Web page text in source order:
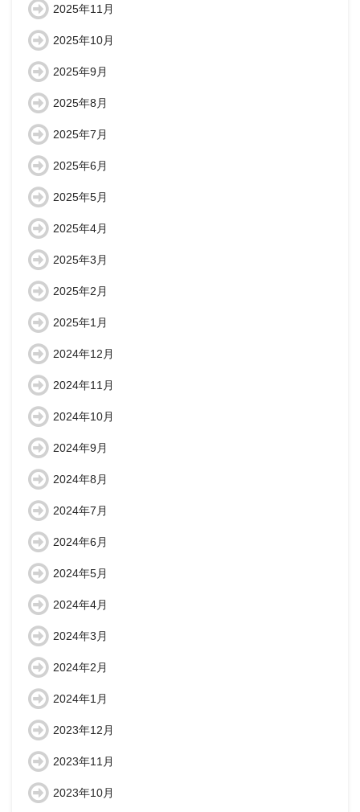
2025年11月
2025年10月
2025年9月
2025年8月
2025年7月
2025年6月
2025年5月
2025年4月
2025年3月
2025年2月
2025年1月
2024年12月
2024年11月
2024年10月
2024年9月
2024年8月
2024年7月
2024年6月
2024年5月
2024年4月
2024年3月
2024年2月
2024年1月
2023年12月
2023年11月
2023年10月